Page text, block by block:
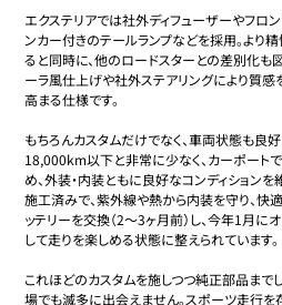
エクステリアでは社外ディフューザーやフロ
ンカー付きのテールランプなどを採用。より
ると同時に、他のロードスターとの差別化も
ーラ風仕上げや社外ステアリングにより質感
高まる仕様です。
もちろんカスタムだけでなく、車両状態も良
18,000km以下と非常に少なく、カーポート
め、外装・内装ともに良好なコンディション
施工済みで、紫外線や熱から内装を守り、快
ッテリーを交換（2〜3ヶ月前）し、今年1月に
して走りを楽しめる状態に整えられています。
これほどのカスタムを施しつつ純正部品まで
場でも滅多に出会えません。スポーツ走行を